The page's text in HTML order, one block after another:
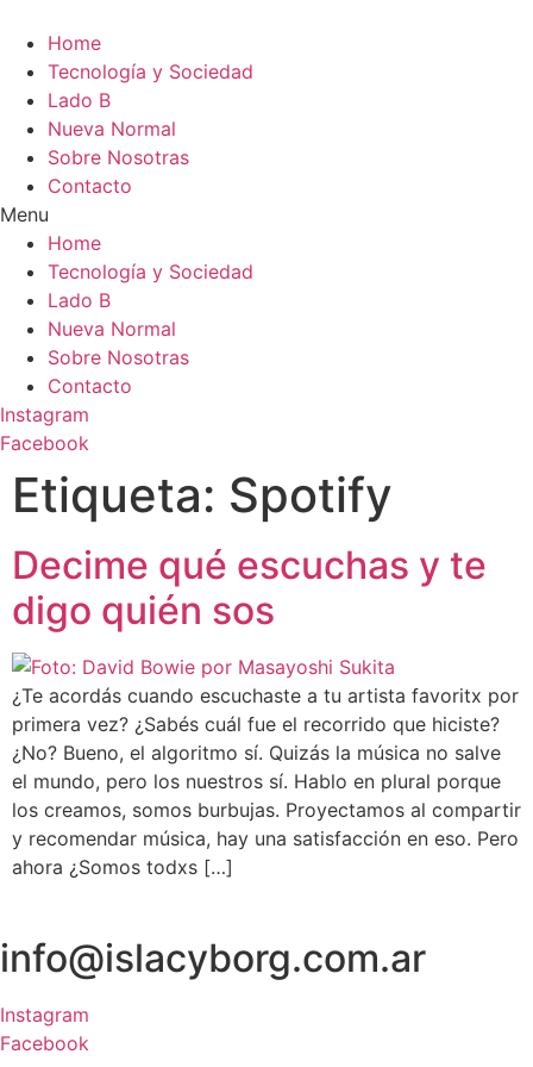
Home
Tecnología y Sociedad
Lado B
Nueva Normal
Sobre Nosotras
Contacto
Menu
Home
Tecnología y Sociedad
Lado B
Nueva Normal
Sobre Nosotras
Contacto
Instagram
Facebook
Etiqueta: Spotify
Decime qué escuchas y te
digo quién sos
¿Te acordás cuando escuchaste a tu artista favoritx por
primera vez? ¿Sabés cuál fue el recorrido que hiciste?
¿No? Bueno, el algoritmo sí. Quizás la música no salve
el mundo, pero los nuestros sí. Hablo en plural porque
los creamos, somos burbujas. Proyectamos al compartir
y recomendar música, hay una satisfacción en eso. Pero
ahora ¿Somos todxs […]
info@islacyborg.com.ar
Instagram
Facebook